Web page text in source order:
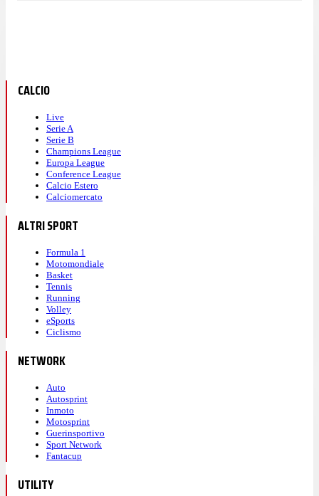
CALCIO
Live
Serie A
Serie B
Champions League
Europa League
Conference League
Calcio Estero
Calciomercato
ALTRI SPORT
Formula 1
Motomondiale
Basket
Tennis
Running
Volley
eSports
Ciclismo
NETWORK
Auto
Autosprint
Inmoto
Motosprint
Guerinsportivo
Sport Network
Fantacup
UTILITY